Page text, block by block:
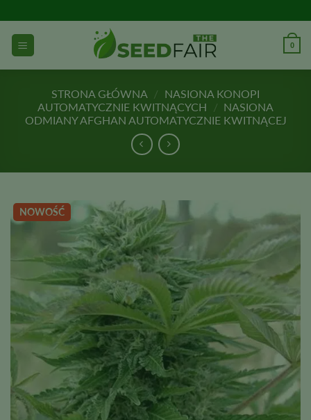
do
treści
0
STRONA GŁÓWNA / NASIONA KONOPI
AUTOMATYCZNIE KWITNĄCYCH
/ NASIONA
ODMIANY AFGHAN AUTOMATYCZNIE KWITNĄCEJ
NOWOŚĆ